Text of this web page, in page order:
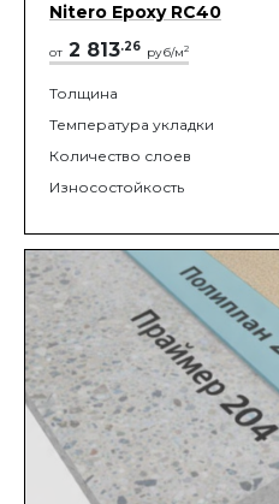
Nitero Epoxy RС40
от 2 813.26 руб/м2
Толщина
Температура укладки
Количество слоев
Износостойкость